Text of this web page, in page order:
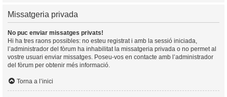
Missatgeria privada
No puc enviar missatges privats!
Hi ha tres raons possibles: no esteu registrat i amb la sessió iniciada,
l’administrador del fòrum ha inhabilitat la missatgeria privada o no permet al
vostre usuari enviar missatges. Poseu-vos en contacte amb l’administrador
del fòrum per obtenir més informació.
Torna a l’inici